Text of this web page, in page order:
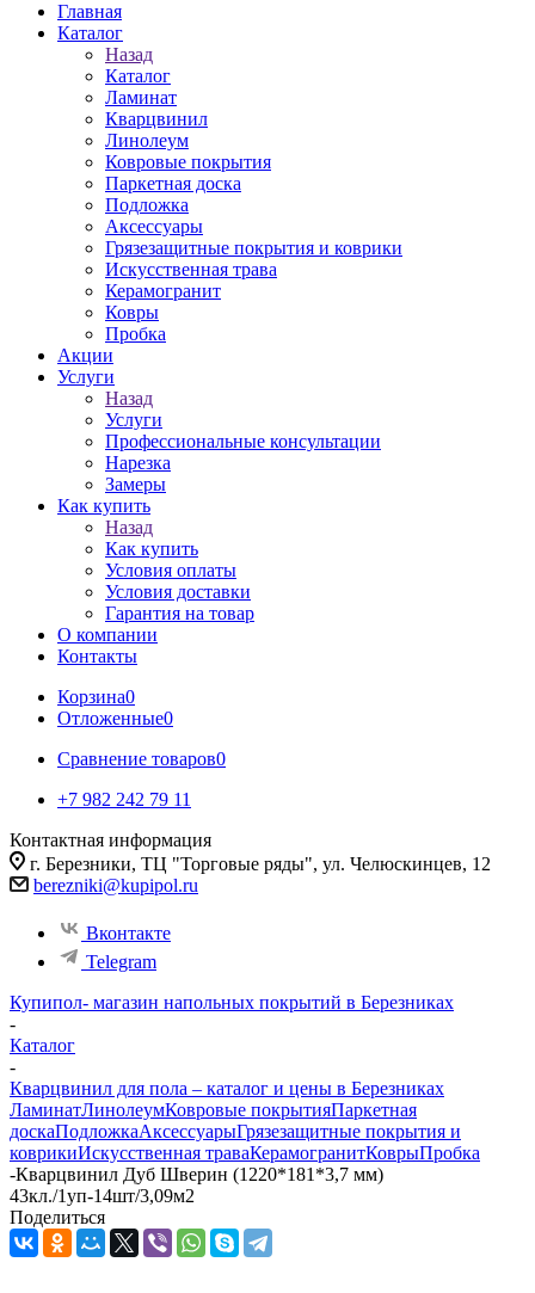
Главная
Каталог
Назад
Каталог
Ламинат
Кварцвинил
Линолеум
Ковровые покрытия
Паркетная доска
Подложка
Аксессуары
Грязезащитные покрытия и коврики
Искусственная трава
Керамогранит
Ковры
Пробка
Акции
Услуги
Назад
Услуги
Профессиональные консультации
Нарезка
Замеры
Как купить
Назад
Как купить
Условия оплаты
Условия доставки
Гарантия на товар
О компании
Контакты
Корзина0
Отложенные0
Сравнение товаров0
+7 982 242 79 11
Контактная информация
г. Березники, ТЦ "Торговые ряды", ул. Челюскинцев, 12
berezniki@kupipol.ru
Вконтакте
Telegram
Купипол- магазин напольных покрытий в Березниках
-
Каталог
-
Кварцвинил для пола – каталог и цены в Березниках
ЛаминатЛинолеумКовровые покрытияПаркетная
доскаПодложкаАксессуарыГрязезащитные покрытия и
коврикиИскусственная траваКерамогранитКоврыПробка
-Кварцвинил Дуб Шверин (1220*181*3,7 мм)
43кл./1уп-14шт/3,09м2
Поделиться